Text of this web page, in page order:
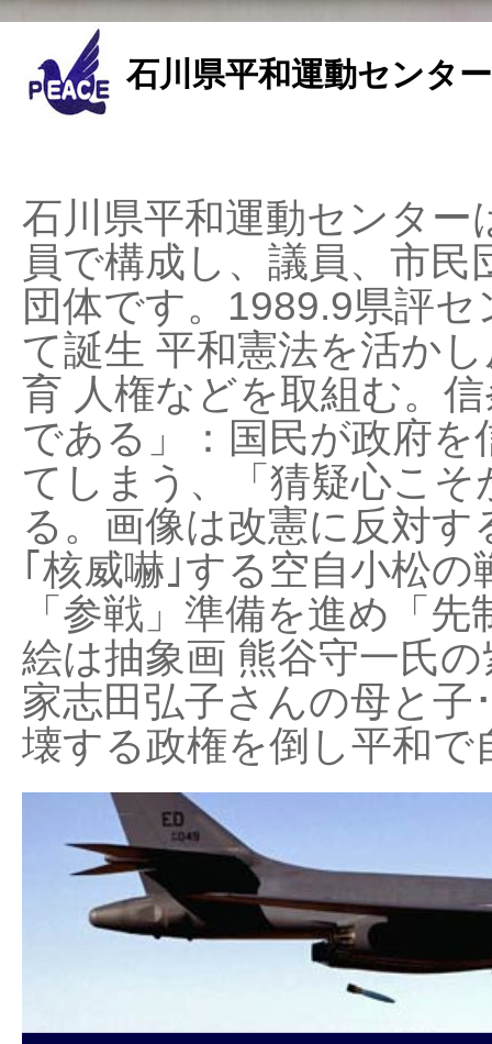
石川県平和運動センタ
石川県平和運動センタ
員で構成し、議員、市
団体です。1989.9県評
て誕生 平和憲法を活か
育 人権などを取組む。
である」：国民が政府
てしまう、「猜疑心こ
る。画像は改憲に反対
｢核威嚇｣する空自小松
「参戦」準備を進め「
絵は抽象画 熊谷守一氏
家志田弘子さんの母と子
壊する政権を倒し平和